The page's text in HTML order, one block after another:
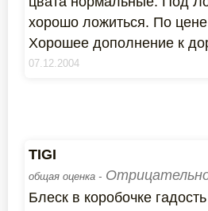
хорошо ложиться. По
Хорошее дополнение к
07.12.2004
TIGI
общая оценка -
Блеск в коробочке